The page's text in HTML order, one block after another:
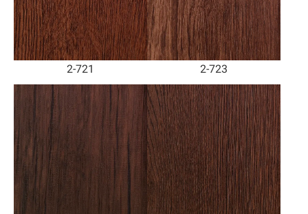
2-721 2-723